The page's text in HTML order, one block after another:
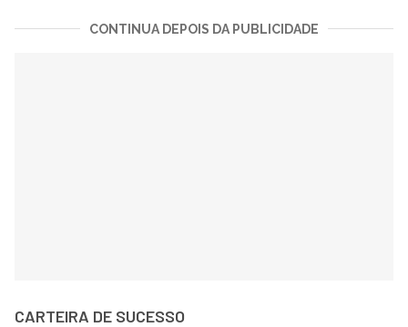
CONTINUA DEPOIS DA PUBLICIDADE
CARTEIRA DE SUCESSO